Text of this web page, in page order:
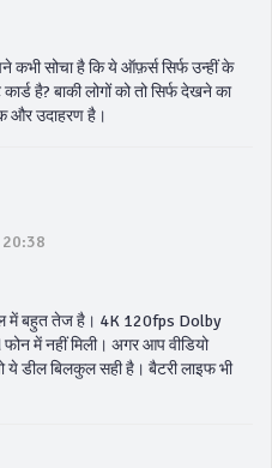
सोचा है कि ये ऑफ़र्स सिर्फ उन्हीं के
है? बाकी लोगों को तो सिर्फ देखने का
और उदाहरण है।
20:38
में बहुत तेज है। 4K 120fps Dolby
में नहीं मिली। अगर आप वीडियो
ये डील बिलकुल सही है। बैटरी लाइफ भी